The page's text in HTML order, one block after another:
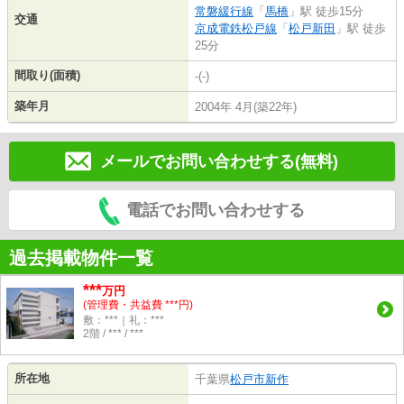
交通
常磐緩行線 「 馬橋 」駅 徒歩15分
京成電鉄松戸線 「 松戸新田 」駅 徒歩
25分
間取り(面積) -(-)
築年月 2004年 4月(築22年)
メールでお問い合わせする(無料)
電話でお問い合わせする
過去掲載物件一覧
***万円
(管理費・共益費 ***円)
敷：***｜礼：***
2階 / *** / ***
所在地 千葉県松戸市新作